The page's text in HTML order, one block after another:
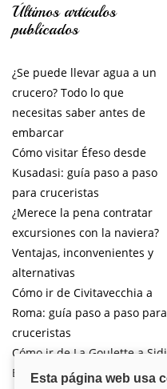
Últimos artículos
publicados
¿Se puede llevar agua a un
crucero? Todo lo que
necesitas saber antes de
embarcar
Cómo visitar Éfeso desde
Kusadasi: guía paso a paso
para cruceristas
¿Merece la pena contratar
excursiones con la naviera?
Ventajas, inconvenientes y
alternativas
Cómo ir de Civitavecchia a
Roma: guía paso a paso para
cruceristas
Cómo ir de La Goulette a Sidi
Bou Said por libre desde tu